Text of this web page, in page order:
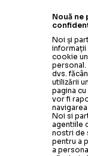
Nouă ne
Noi și
informații
cookie
dvs.
utilizării
pagina
vor fi
navigarea.
Noi si
agentiile
nostri de
pentru a
a